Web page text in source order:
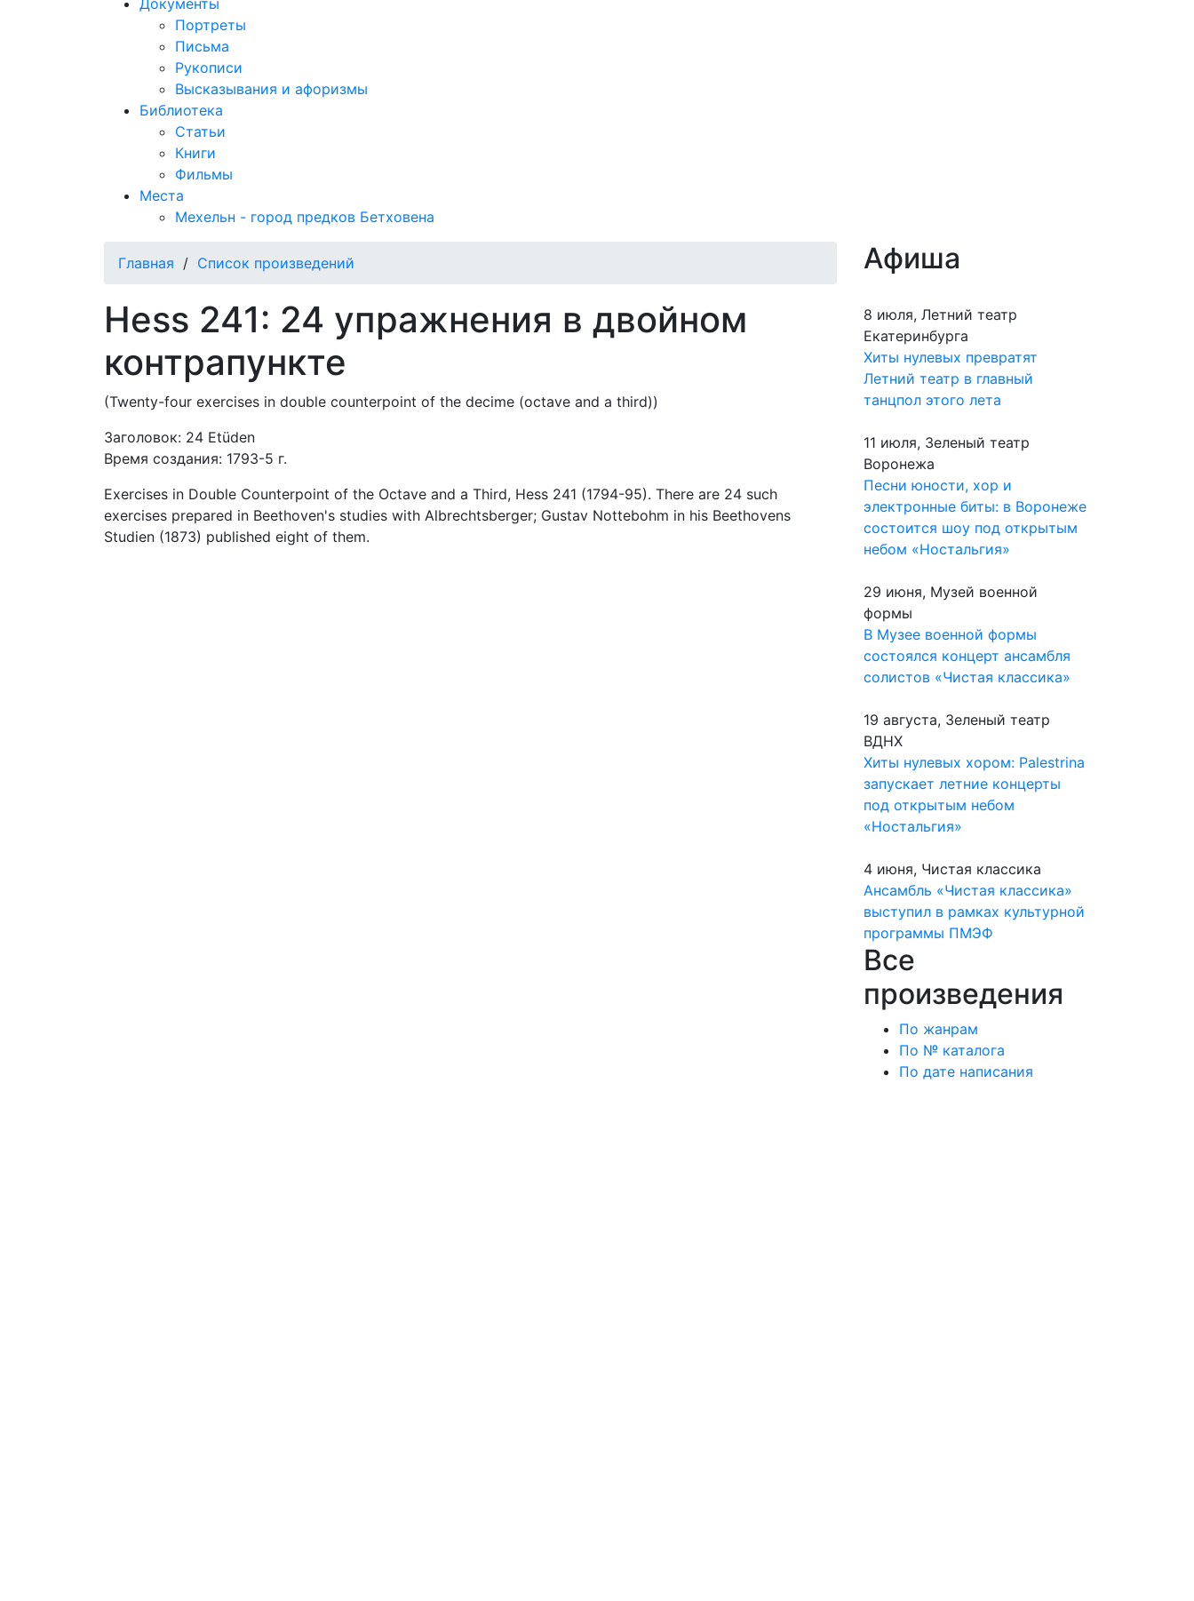
Документы
Портреты
Письма
Рукописи
Высказывания и афоризмы
Библиотека
Статьи
Книги
Фильмы
Места
Мехельн - город предков Бетховена
Главная / Список произведений
Hess 241: 24 упражнения в двойном
контрапункте
(Twenty-four exercises in double counterpoint of the decime (octave and a third))
Заголовок: 24 Etüden
Время создания: 1793-5 г.
Exercises in Double Counterpoint of the Octave and a Third, Hess 241 (1794-95). There are 24 such
exercises prepared in Beethoven's studies with Albrechtsberger; Gustav Nottebohm in his Beethovens
Studien (1873) published eight of them.
Афиша
8 июля, Летний театр
Екатеринбурга
Хиты нулевых превратят
Летний театр в главный
танцпол этого лета
11 июля, Зеленый театр
Воронежа
Песни юности, хор и
электронные биты: в Воронеже
состоится шоу под открытым
небом «Ностальгия»
29 июня, Музей военной
формы
В Музее военной формы
состоялся концерт ансамбля
солистов «Чистая классика»
19 августа, Зеленый театр
ВДНХ
Хиты нулевых хором: Palestrina
запускает летние концерты
под открытым небом
«Ностальгия»
4 июня, Чистая классика
Ансамбль «Чистая классика»
выступил в рамках культурной
программы ПМЭФ
Все
произведения
По жанрам
По № каталога
По дате написания